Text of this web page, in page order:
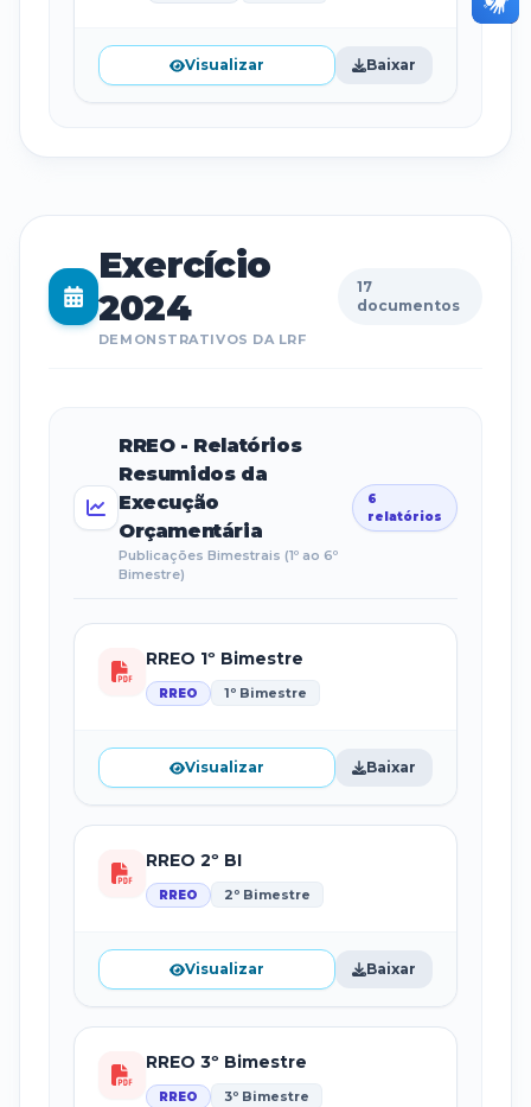
Visualizar Baixar
Exercício
2024
DEMONSTRATIVOS DA LRF
17
documentos
RREO - Relatórios
Resumidos da
Execução
Orçamentária
Publicações Bimestrais (1º ao 6º
Bimestre)
6
relatórios
RREO 1º Bimestre
RREO 1º Bimestre
Visualizar Baixar
RREO 2º BI
RREO 2º Bimestre
Visualizar Baixar
RREO 3º Bimestre
RREO 3º Bimestre